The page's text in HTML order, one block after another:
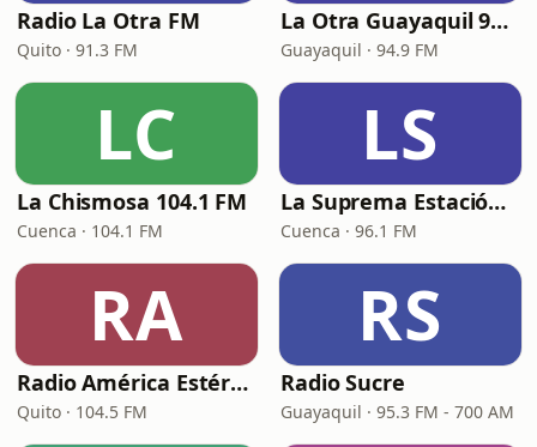
Radio La Otra FM
Quito · 91.3 FM
La Otra Guayaquil 94.9 FM
Guayaquil · 94.9 FM
LC
La Chismosa 104.1 FM
Cuenca · 104.1 FM
LS
La Suprema Estación 96.1 FM
Cuenca · 96.1 FM
RA
Radio América Estéreo
Quito · 104.5 FM
RS
Radio Sucre
Guayaquil · 95.3 FM - 700 AM